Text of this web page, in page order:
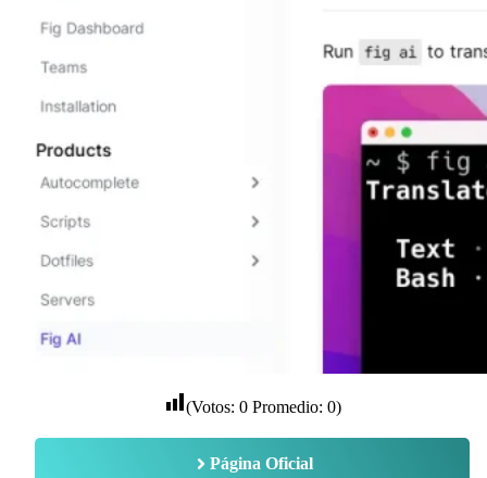
(Votos: 0Promedio: 0)
Página Oficial